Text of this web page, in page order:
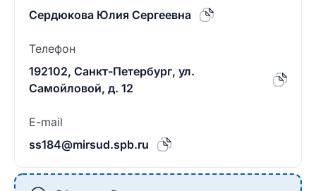
Сердюкова Юлия Сергеевна
Телефон
192102, Санкт-Петербург, ул.
Самойловой, д. 12
E-mail
ss184@mirsud.spb.ru